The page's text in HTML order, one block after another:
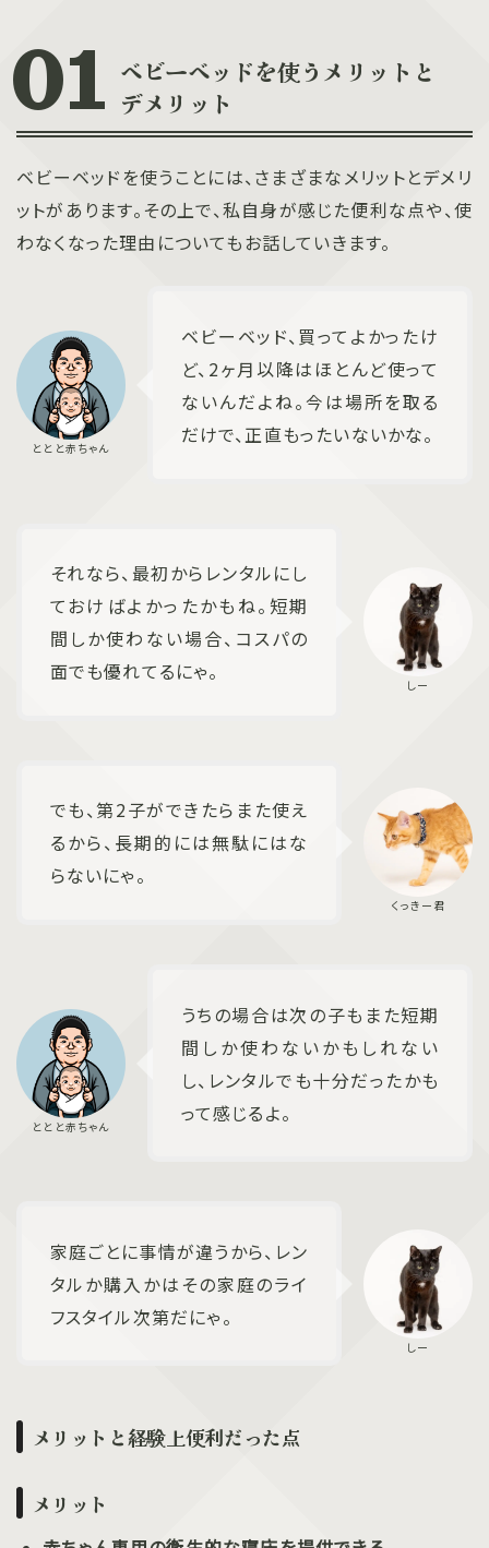
ベビーベッドを使うメリットと
デメリット
ベビーベッドを使うことには、さまざまなメリットとデメリ
ットがあります。その上で、私自身が感じた便利な点や、使
わなくなった理由についてもお話していきます。
ベビーベッド、買ってよかったけ
ど、2ヶ月以降はほとんど使って
ないんだよね。今は場所を取る
だけで、正直もったいないかな。
それなら、最初からレンタルにし
ておけばよかったかもね。短期
間しか使わない場合、コスパの
面でも優れてるにゃ。
でも、第2子ができたらまた使え
るから、長期的には無駄にはな
らないにゃ。
うちの場合は次の子もまた短期
間しか使わないかもしれない
し、レンタルでも十分だったかも
って感じるよ。
家庭ごとに事情が違うから、レン
タルか購入かはその家庭のライ
フスタイル次第だにゃ。
メリットと経験上便利だった点
メリット